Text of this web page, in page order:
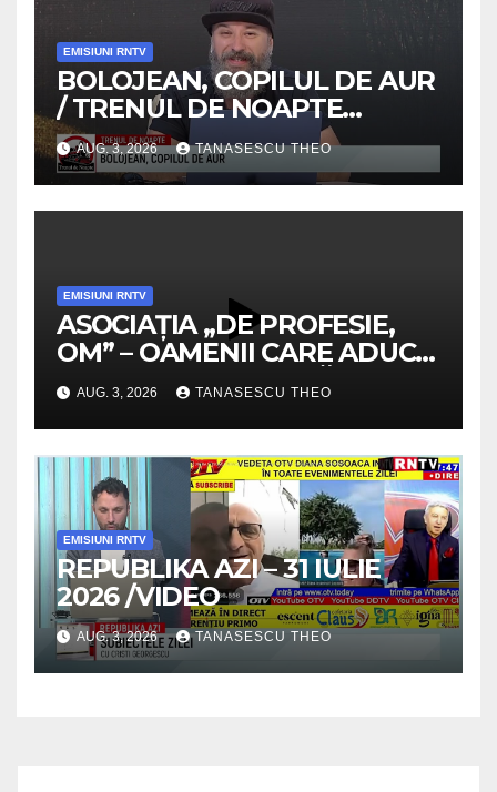
EMISIUNI RNTV
BOLOJEAN, COPILUL DE AUR
/ TRENUL DE NOAPTE
/VIDEO
AUG. 3, 2026 TANASESCU THEO
EMISIUNI RNTV
ASOCIAȚIA „DE PROFESIE,
OM” – OAMENII CARE ADUC
VALOARE COMUNITĂȚII /
SECRETELE SUCCESULUI
/VIDEO
AUG. 3, 2026 TANASESCU THEO
EMISIUNI RNTV
REPUBLIKA AZI – 31 IULIE
2026 /VIDEO
AUG. 3, 2026 TANASESCU THEO